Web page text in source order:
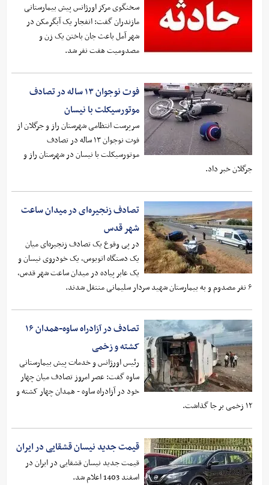
سخنگوی مرکز اورژانس پیش بیمارستانی
مازندران گفت: انفجار یک آبگرمکن در
شهر آمل باعث جان باختن یک زن و
مصدومیت هفت نفر شد.
فوت نوجوان ۱۳ ساله در تصادف
موتورسیکلت با نیسان
سرپرست انتظامی شهرستان راز و جرگلان از
فوت نوجوان ۱۳ ساله در تصادف
موتورسیکلت با نیسان در شهرستان راز و
جرگلان خبر داد.
تصادف زنجیره‌ای در میدان ساعت
شهر قدس
در پی وقوع یک تصادف زنجیره‌ای میان
یک دستگاه اتوبوس، یک خودروی نیسان و
یک عابر پیاده در میدان ساعت شهر قدس،
۶ نفر مصدوم و به بیمارستان شهید سردار سلیمانی منتقل شدند.
تصادف در آزادراه ساوه-همدان ۱۶
کشته و زخمی
رئیس اورژانس و خدمات پیش بیمارستانی
ساوه گفت: عصر امروز تصادف میان چهار
خود در آزادراه ساوه - همدان چهار کشته و
۱۲ زخمی بر جا گذاشت.
قیمت جدید نیسان قشقایی در ایران
قیمت جدید نیسان قشقایی در ایران در
اسفند 1403 اعلام شد.